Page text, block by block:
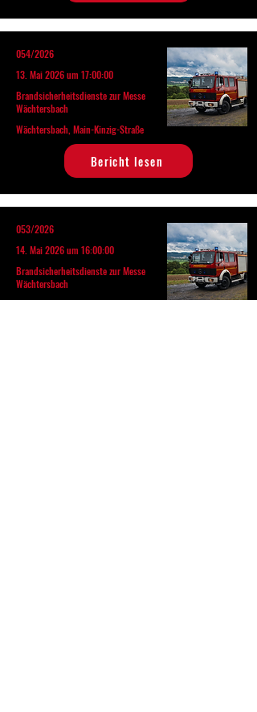
054/2026
13. Mai 2026 um 17:00:00
Brandsicherheitsdienste zur Messe
Wächtersbach
Wächtersbach, Main-Kinzig-Straße
Bericht lesen
053/2026
14. Mai 2026 um 16:00:00
Brandsicherheitsdienste zur Messe
Wächtersbach
Wächtersbach, Main-Kinzig-Straße